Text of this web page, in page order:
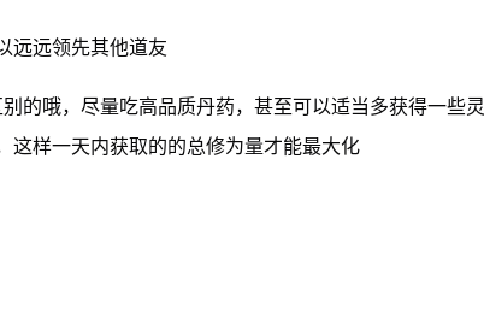
远远领先其他道友
的哦，尽量吃高品质丹药，甚至可以适当多获得一些灵
这样一天内获取的的总修为量才能最大化